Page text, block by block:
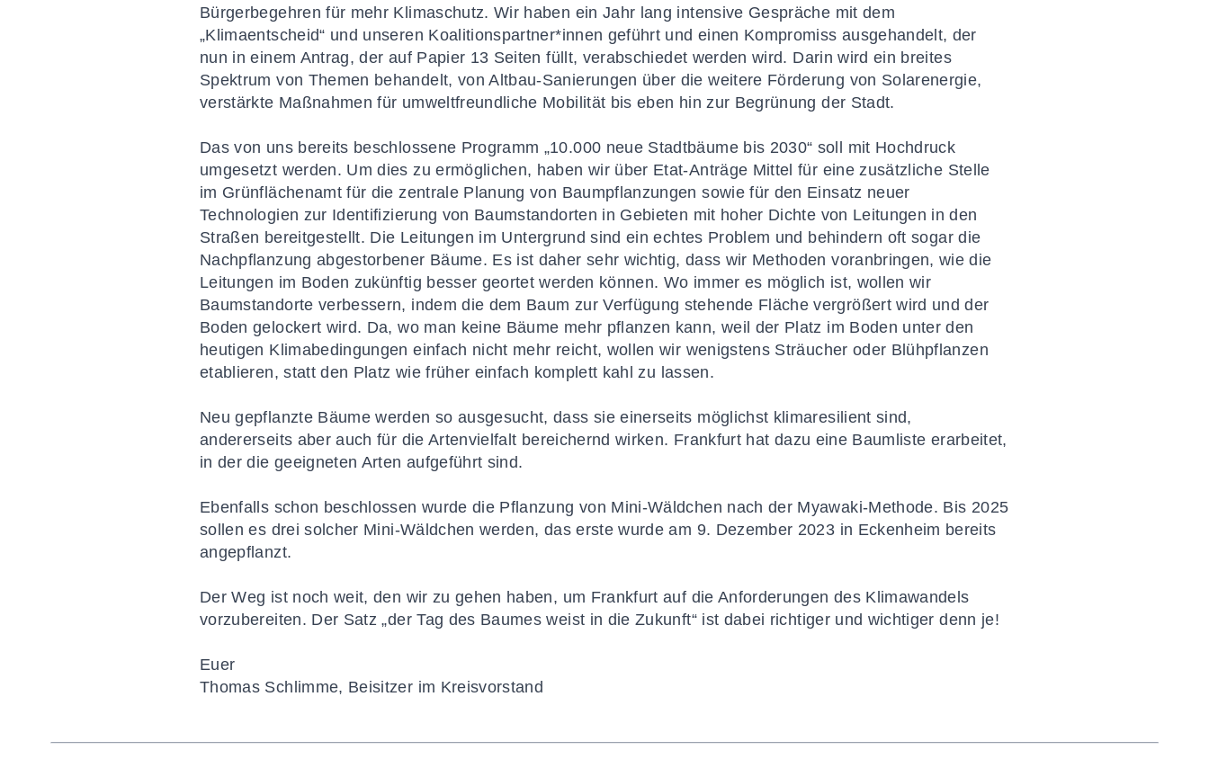
Bürgerbegehren für mehr Klimaschutz. Wir haben ein Jahr lang intensive Gespräche mit dem
„Klimaentscheid“ und unseren Koalitionspartner*innen geführt und einen Kompromiss ausgehandelt, der
nun in einem Antrag, der auf Papier 13 Seiten füllt, verabschiedet werden wird. Darin wird ein breites
Spektrum von Themen behandelt, von Altbau-Sanierungen über die weitere Förderung von Solarenergie,
verstärkte Maßnahmen für umweltfreundliche Mobilität bis eben hin zur Begrünung der Stadt.
Das von uns bereits beschlossene Programm „10.000 neue Stadtbäume bis 2030“ soll mit Hochdruck
umgesetzt werden. Um dies zu ermöglichen, haben wir über Etat-Anträge Mittel für eine zusätzliche Stelle
im Grünflächenamt für die zentrale Planung von Baumpflanzungen sowie für den Einsatz neuer
Technologien zur Identifizierung von Baumstandorten in Gebieten mit hoher Dichte von Leitungen in den
Straßen bereitgestellt. Die Leitungen im Untergrund sind ein echtes Problem und behindern oft sogar die
Nachpflanzung abgestorbener Bäume. Es ist daher sehr wichtig, dass wir Methoden voranbringen, wie die
Leitungen im Boden zukünftig besser geortet werden können. Wo immer es möglich ist, wollen wir
Baumstandorte verbessern, indem die dem Baum zur Verfügung stehende Fläche vergrößert wird und der
Boden gelockert wird. Da, wo man keine Bäume mehr pflanzen kann, weil der Platz im Boden unter den
heutigen Klimabedingungen einfach nicht mehr reicht, wollen wir wenigstens Sträucher oder Blühpflanzen
etablieren, statt den Platz wie früher einfach komplett kahl zu lassen.
Neu gepflanzte Bäume werden so ausgesucht, dass sie einerseits möglichst klimaresilient sind,
andererseits aber auch für die Artenvielfalt bereichernd wirken. Frankfurt hat dazu eine Baumliste erarbeitet,
in der die geeigneten Arten aufgeführt sind.
Ebenfalls schon beschlossen wurde die Pflanzung von Mini-Wäldchen nach der Myawaki-Methode. Bis 2025
sollen es drei solcher Mini-Wäldchen werden, das erste wurde am 9. Dezember 2023 in Eckenheim bereits
angepflanzt.
Der Weg ist noch weit, den wir zu gehen haben, um Frankfurt auf die Anforderungen des Klimawandels
vorzubereiten. Der Satz „der Tag des Baumes weist in die Zukunft“ ist dabei richtiger und wichtiger denn je!
Euer
Thomas Schlimme, Beisitzer im Kreisvorstand